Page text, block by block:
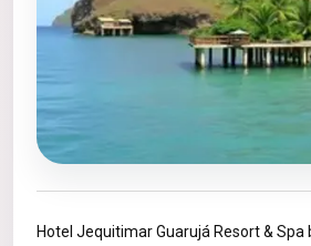
Hotel Jequitimar Guarujá Resort & Spa